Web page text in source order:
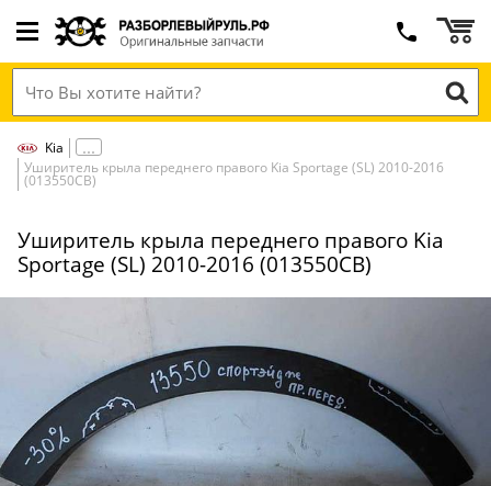
Kia
Уширитель крыла переднего правого Kia Sportage (SL) 2010-2016
(013550СВ)
Уширитель крыла переднего правого Kia
Sportage (SL) 2010-2016 (013550СВ)